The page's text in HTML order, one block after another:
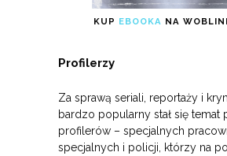
KUP EBOOKA NA
Profilerzy
Za sprawą seriali, reportaży i
bardzo popularny stał się temat
profilerów – specjalnych
specjalnych i policji, którzy na